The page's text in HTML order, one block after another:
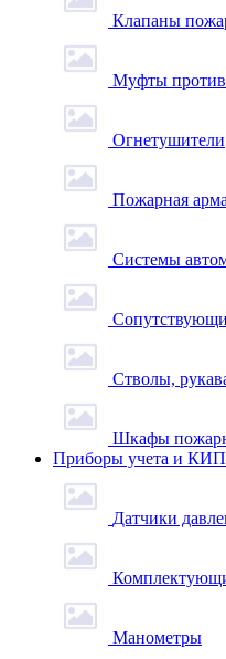
Клапаны
Муфты
Огнетушители
Пожарная
Системы
Стволы,
Шкафы
Приборы учета и
Датчики
Манометры